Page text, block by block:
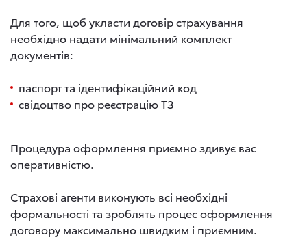
Для того, щоб укласти договір страхування
необхідно надати мінімальний комплект
документів:
паспорт та ідентифікаційний код
свідоцтво про реєстрацію ТЗ
Процедура оформлення приємно здивує вас
оперативністю.
Страхові агенти виконують всі необхідні
формальності та зроблять процес оформлення
договору максимально швидким і приємним.